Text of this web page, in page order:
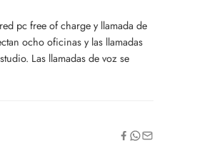
pc free of charge y llamada de
ocho oficinas y las llamadas
Las llamadas de voz se